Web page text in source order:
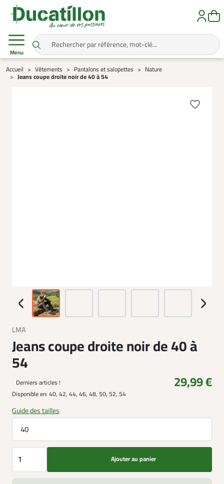
Menu
Accueil Vêtements Pantalons et salopettes Nature
Jeans coupe droite noir de 40 à 54
favorite_border
LMA
Jeans coupe droite noir de 40 à
54
Derniers articles ! 29,99 €
Disponible en: 40, 42, 44, 46, 48, 50, 52, 54
Guide des tailles
40
Ajouter au panier